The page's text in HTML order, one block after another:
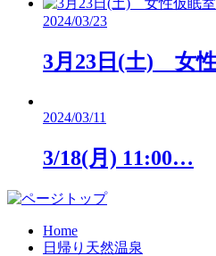
2024/03/23
3月23日(土) 女
2024/03/11
3/18(月) 11:00…
Home
日帰り天然温泉